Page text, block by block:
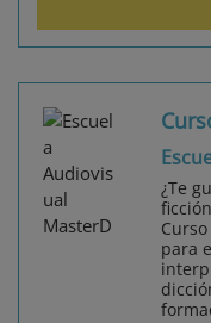
¿Te
para